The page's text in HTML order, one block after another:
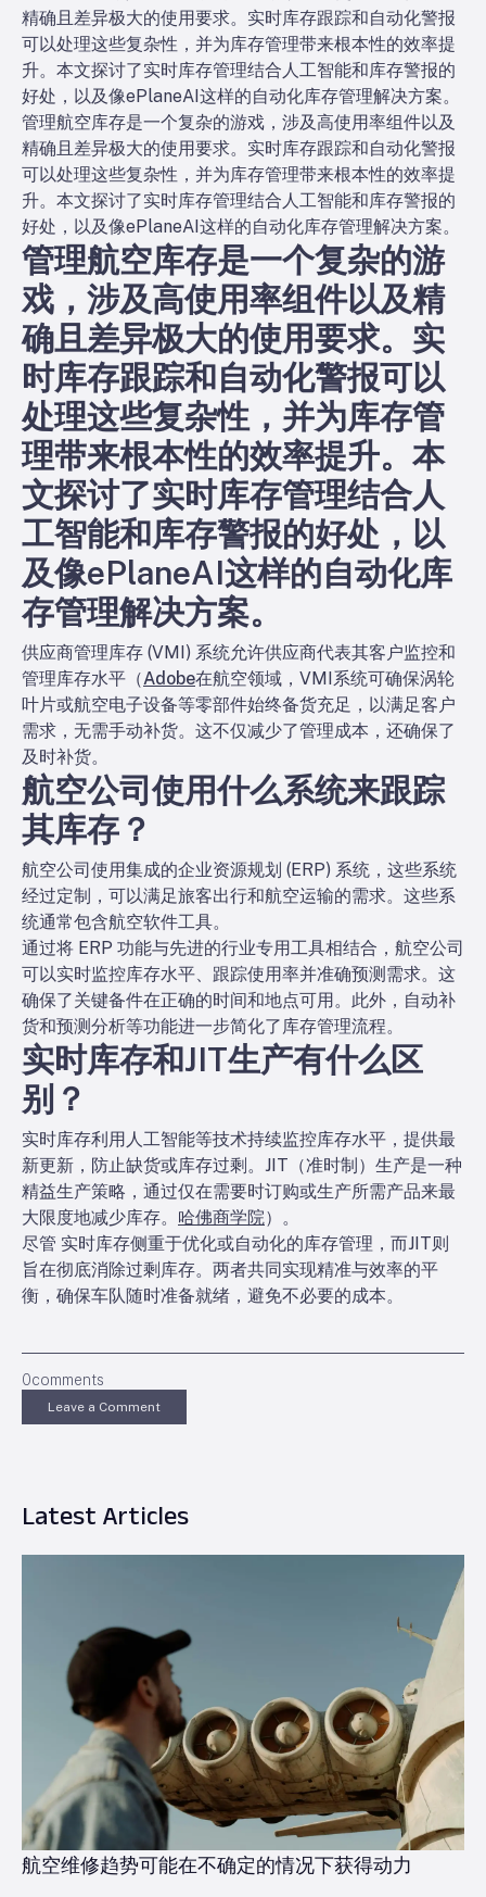
精确且差异极大的使用要求。实时库存跟踪和自动化警报
可以处理这些复杂性，并为库存管理带来根本性的效率提
升。本文探讨了实时库存管理结合人工智能和库存警报的
好处，以及像ePlaneAI这样的自动化库存管理解决方案。
管理航空库存是一个复杂的游戏，涉及高使用率组件以及
精确且差异极大的使用要求。实时库存跟踪和自动化警报
可以处理这些复杂性，并为库存管理带来根本性的效率提
升。本文探讨了实时库存管理结合人工智能和库存警报的
好处，以及像ePlaneAI这样的自动化库存管理解决方案。
管理航空库存是一个复杂的游
戏，涉及高使用率组件以及精
确且差异极大的使用要求。实
时库存跟踪和自动化警报可以
处理这些复杂性，并为库存管
理带来根本性的效率提升。本
文探讨了实时库存管理结合人
工智能和库存警报的好处，以
及像ePlaneAI这样的自动化库
存管理解决方案。
供应商管理库存 (VMI) 系统允许供应商代表其客户监控和
管理库存水平（Adobe在航空领域，VMI系统可确保涡轮
叶片或航空电子设备等零部件始终备货充足，以满足客户
需求，无需手动补货。这不仅减少了管理成本，还确保了
及时补货。
航空公司使用什么系统来跟踪
其库存？
航空公司使用集成的企业资源规划 (ERP) 系统，这些系统
经过定制，可以满足旅客出行和航空运输的需求。这些系
统通常包含航空软件工具。
通过将 ERP 功能与先进的行业专用工具相结合，航空公司
可以实时监控库存水平、跟踪使用率并准确预测需求。这
确保了关键备件在正确的时间和地点可用。此外，自动补
货和预测分析等功能进一步简化了库存管理流程。
实时库存和JIT生产有什么区
别？
实时库存利用人工智能等技术持续监控库存水平，提供最
新更新，防止缺货或库存过剩。JIT（准时制）生产是一种
精益生产策略，通过仅在需要时订购或生产所需产品来最
大限度地减少库存。 哈佛商学院）。
尽管 实时库存侧重于优化或自动化的库存管理，而JIT则
旨在彻底消除过剩库存。两者共同实现精准与效率的平
衡，确保车队随时准备就绪，避免不必要的成本。
0comments
Leave a Comment
Latest Articles
航空维修趋势可能在不确定的情况下获得动力